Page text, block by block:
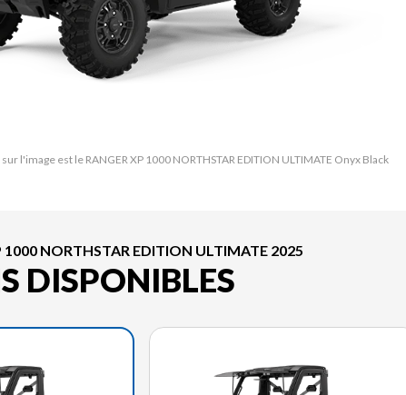
l'image est le RANGER XP 1000 NORTHSTAR EDITION ULTIMATE Onyx Black
1000 NORTHSTAR EDITION ULTIMATE 2025
DISPONIBLES